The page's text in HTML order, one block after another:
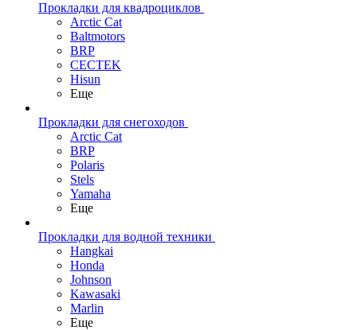
Прокладки для квадроциклов
Arctic Cat
Baltmotors
BRP
CECTEK
Hisun
Еще
Прокладки для снегоходов
Arctic Cat
BRP
Polaris
Stels
Yamaha
Еще
Прокладки для водной техники
Hangkai
Honda
Johnson
Kawasaki
Marlin
Еще